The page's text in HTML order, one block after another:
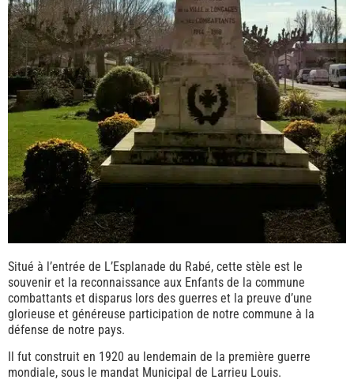
Situé à l’entrée de L’Esplanade du Rabé, cette stèle est le
souvenir et la reconnaissance aux Enfants de la commune
combattants et disparus lors des guerres et la preuve d’une
glorieuse et généreuse participation de notre commune à la
défense de notre pays.
Il fut construit en 1920 au lendemain de la première guerre
mondiale, sous le mandat Municipal de Larrieu Louis.